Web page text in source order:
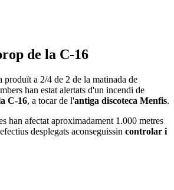
de la C-16
produït a 2/4 de 2 de la matinada de
han estat alertats d'un incendi de
C-16, a tocar de l'antiga discoteca Menfis.
han afectat aproximadament 1.000 metres
desplegats aconseguissin controlar i